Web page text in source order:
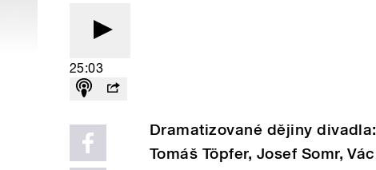
25:03
Dramatizované dějiny
Tomáš Töpfer, Josef Somr,